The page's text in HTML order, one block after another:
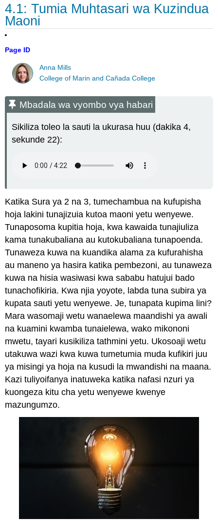
4.1: Tumia Muhtasari wa Kuzindua
Maoni
Page ID
Anna Mills
College of Marin and Cañada College
Mbadala wa vyombo vya habari
Sikiliza toleo la sauti la ukurasa huu (dakika 4,
sekunde 22):
Katika Sura ya 2 na 3, tumechambua na kufupisha
hoja lakini tunajizuia kutoa maoni yetu wenyewe.
Tunaposoma kupitia hoja, kwa kawaida tunajiuliza
kama tunakubaliana au kutokubaliana tunapoenda.
Tunaweza kuwa na kuandika alama za kufurahisha
au maneno ya hasira katika pembezoni, au tunaweza
kuwa na hisia wasiwasi kwa sababu hatujui bado
tunachofikiria. Kwa njia yoyote, labda tuna subira ya
kupata sauti yetu wenyewe.Je, tunapata kupima lini?
Mara wasomaji wetu wanaelewa maandishi ya awali
na kuamini kwamba tunaielewa, wako mikononi
mwetu, tayari kusikiliza tathmini yetu. Ukosoaji wetu
utakuwa wazi kwa kuwa tumetumia muda kufikiri juu
ya misingi ya hoja na kusudi la mwandishi na maana.
Kazi tuliyoifanya inatuweka katika nafasi nzuri ya
kuongeza kitu cha yetu wenyewe kwenye
mazungumzo.